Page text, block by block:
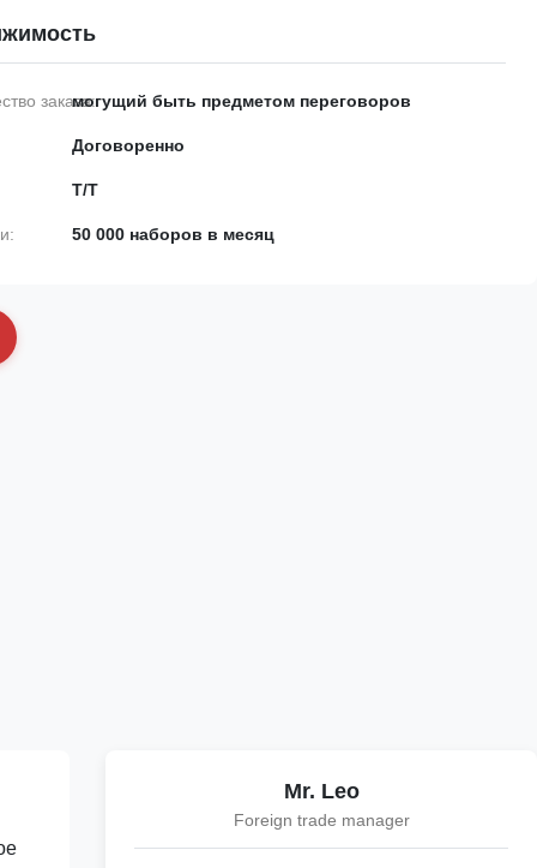
заказа:могущий быть предметом переговоров
Договоренно
T/T
50 000 наборов в месяц
Mr. Leo
Foreign trade manager